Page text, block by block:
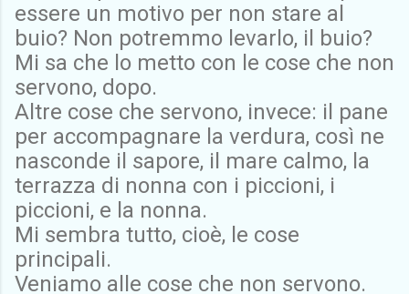
essere un motivo per non stare al
buio? Non potremmo levarlo, il buio?
Mi sa che lo metto con le cose che non
servono, dopo.
Altre cose che servono, invece: il pane
per accompagnare la verdura, così ne
nasconde il sapore, il mare calmo, la
terrazza di nonna con i piccioni, i
piccioni, e la nonna.
Mi sembra tutto, cioè, le cose
principali.
Veniamo alle cose che non servono.